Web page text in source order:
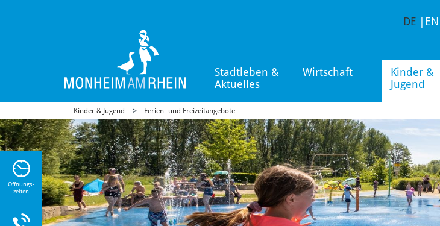
Stadtleben &
Aktuelles
Wirtschaft
Kinder &
Jugend
DE EN
Kinder & Jugend Ferien- und Freizeitangebote
Öffnungs-
zeiten
Sie
zu